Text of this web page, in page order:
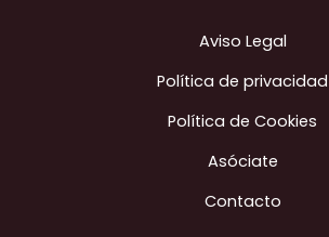
Aviso Legal
Política de privacidad
Política de Cookies
Asóciate
Contacto